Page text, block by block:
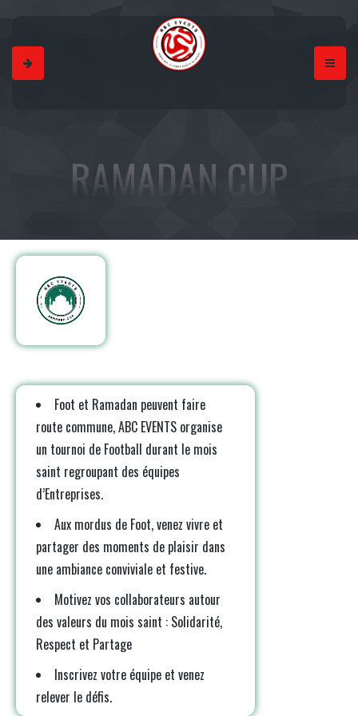
RAMADAN CUP
Foot et Ramadan peuvent faire
route commune, ABC EVENTS organise
un tournoi de Football durant le mois
saint regroupant des équipes
d’Entreprises.
Aux mordus de Foot, venez vivre et
partager des moments de plaisir dans
une ambiance conviviale et festive.
Motivez vos collaborateurs autour
des valeurs du mois saint : Solidarité,
Respect et Partage
Inscrivez votre équipe et venez
relever le défis.